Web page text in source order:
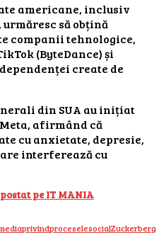
americane, inclusiv
să obțină
companii tehnologice,
(ByteDance) și
create de
din SUA au inițiat
afirmând că
cu anxietate, depresie,
interferează cu
postat pe IT MANIA
privindproceselesocialZuckerberg